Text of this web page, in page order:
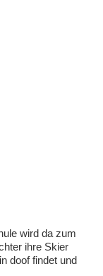
wird da zum
ihre Skier
doof findet und